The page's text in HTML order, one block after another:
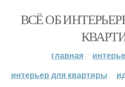
ВСЁ ОБ
главная
интерьер для квартиры